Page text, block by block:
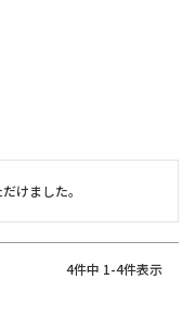
けました。
4件中 1-4件表示